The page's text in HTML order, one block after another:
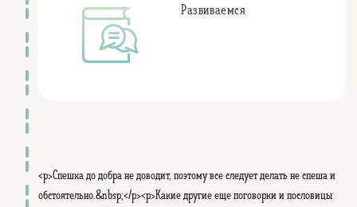
Развиваемся
<p>Спешка до добра не доводит, поэтому все следует делать не спеша и
обстоятельно.&nbsp;</p><p>Какие другие еще поговорки и пословицы